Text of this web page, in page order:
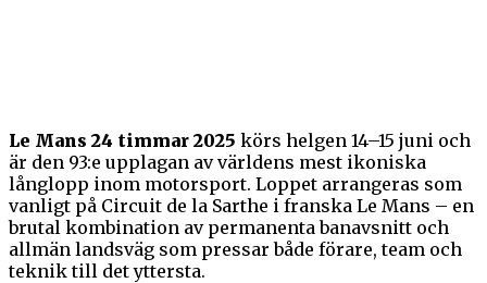
Le Mans 24 timmar 2025 körs helgen 14–15 juni och
är den 93:e upplagan av världens mest ikoniska
långlopp inom motorsport. Loppet arrangeras som
vanligt på Circuit de la Sarthe i franska Le Mans – en
brutal kombination av permanenta banavsnitt och
allmän landsväg som pressar både förare, team och
teknik till det yttersta.